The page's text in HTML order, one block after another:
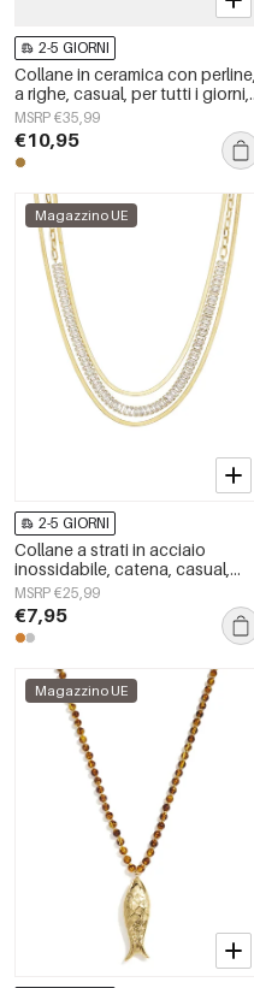
2-5 GIORNI
Collane in ceramica con perline,
a righe, casual, per tutti i giorni,
semplici, gioielli da donna
MSRP €35,99
€10,95
Magazzino UE
2-5 GIORNI
Collane a strati in acciaio
inossidabile, catena, casual,
quotidiane, semplici, serie da
donna, gioielli
MSRP €25,99
€7,95
Magazzino UE